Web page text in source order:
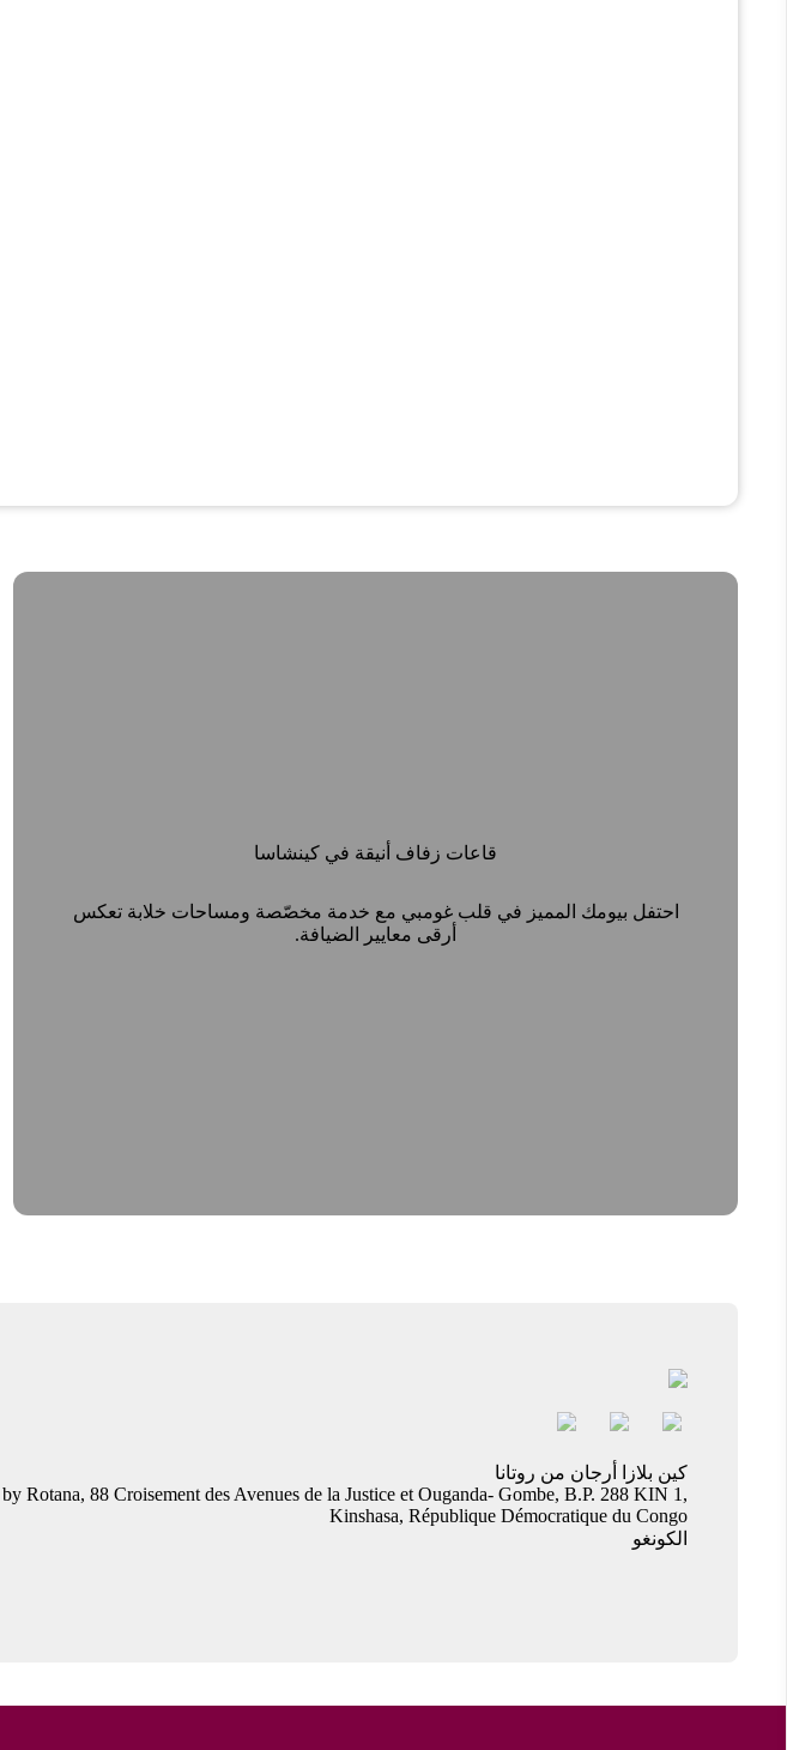
قاعات زفاف أنيقة في كينشاسا
احتفل بيومك المميز في قلب غومبي مع خدمة مخصّصة ومساحات خلابة تعكس
أرقى معايير الضيافة.
كين بلازا أرجان من روتانا
Rotana, 88 Croisement des Avenues de la Justice et Ouganda- Gombe, B.P. 288 KIN 1,
Kinshasa, République Démocratique du Congo
الكونغو